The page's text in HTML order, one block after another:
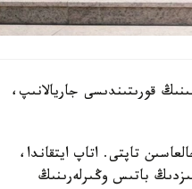
قورىتىندىسى جاريالانىپ،
تاپتى. اتاپ ايتقاندا،
اق ەلىمىزدىڭ باتىس وڭىرلەرىنىڭ